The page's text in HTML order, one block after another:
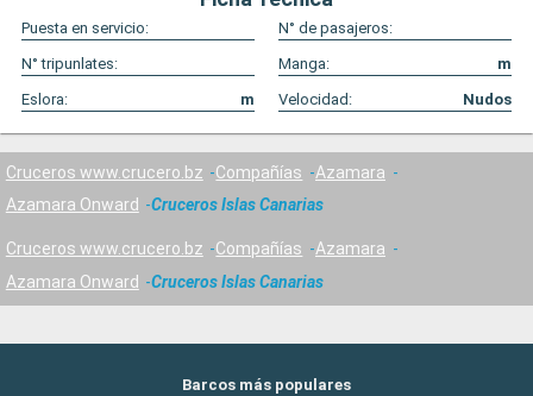
Puesta en servicio:
N° de pasajeros:
N° tripunlates:
Manga:
m
Eslora:
m Velocidad: Nudos
Cruceros www.crucero.bz Compañías
Azamara
Azamara Onward
Cruceros Islas Canarias
Cruceros www.crucero.bz Compañías
Azamara
Azamara Onward
Cruceros Islas Canarias
Barcos más populares